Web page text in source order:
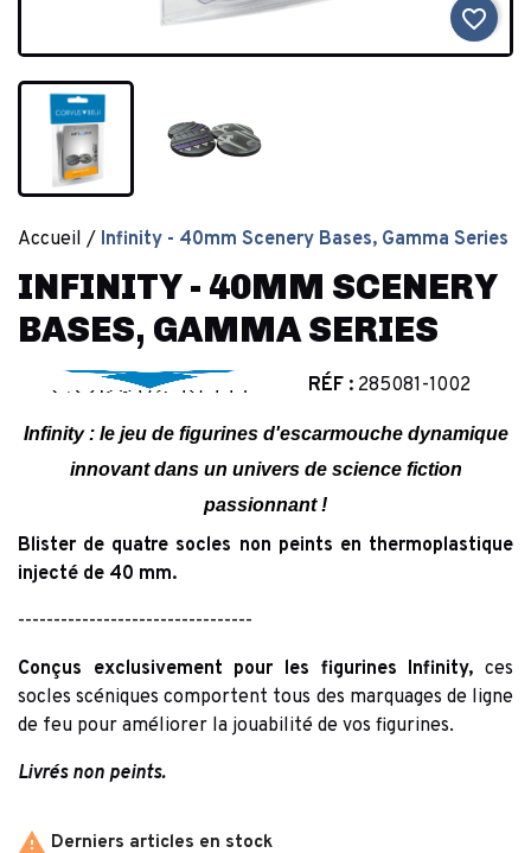
favorite_border
Accueil Infinity - 40mm Scenery Bases, Gamma Series
INFINITY - 40MM SCENERY
BASES, GAMMA SERIES
RÉF : 285081-1002
Infinity : le jeu de figurines d'escarmouche dynamique
innovant dans un univers de science fiction
passionnant !
Blister de quatre socles non peints en thermoplastique
injecté de 40 mm.
---------------------------------
Conçus exclusivement pour les figurines Infinity, ces
socles scéniques comportent tous des marquages de ligne
de feu pour améliorer la jouabilité de vos figurines.
Livrés non peints.
 Derniers articles en stock